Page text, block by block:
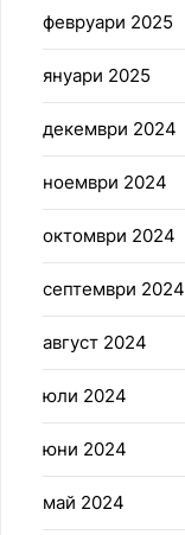
февруари 2025
януари 2025
декември 2024
ноември 2024
октомври 2024
септември 2024
август 2024
юли 2024
юни 2024
май 2024